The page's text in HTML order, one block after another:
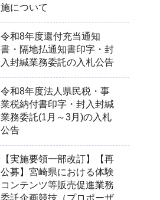
施について
令和8年度還付充当通知
書・隔地払通知書印字・封
入封緘業務委託の入札公告
令和8年度法人県民税・事
業税納付書印字・封入封緘
業務委託(1月～3月)の入札
公告
【実施要領一部改訂】【再
公募】宮崎県における体験
コンテンツ等販売促進業務
委託企画競技（プロポーザ